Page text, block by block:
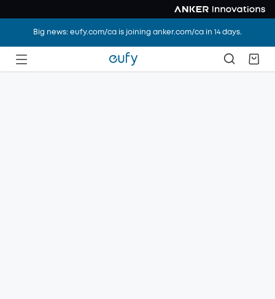
Big news: eufy.com/ca is joining anker.com/ca in 14 days.